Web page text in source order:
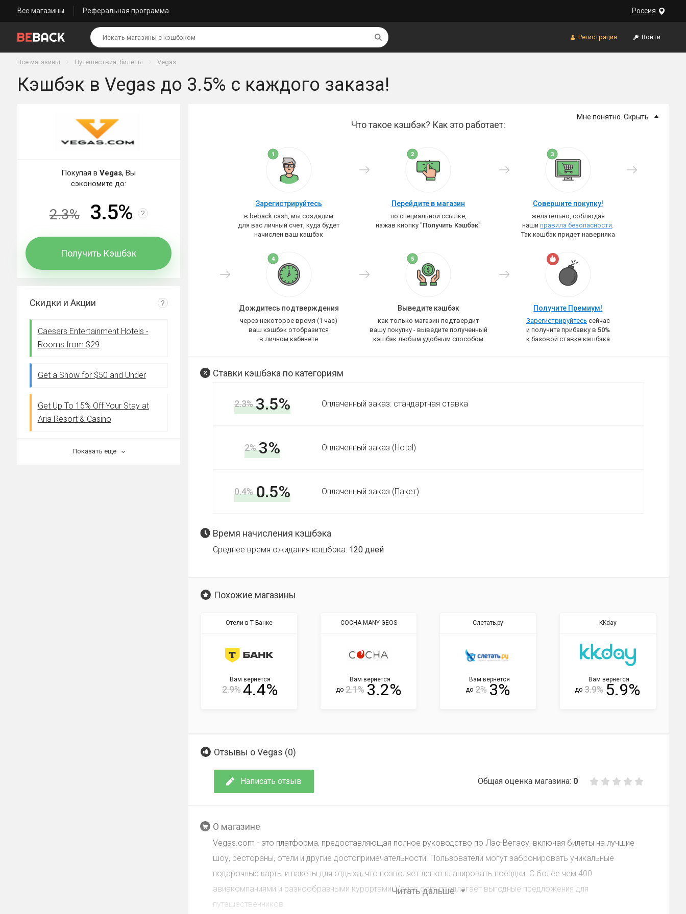
Россия
Все магазины Реферальная программа
Найти
Регистрация Войти
Все магазины Путешествия, билеты Vegas
Кэшбэк в Vegas до 3.5% с каждого заказа!
Мне понятно. Скрыть
Что такое кэшбэк? Как это работает:
Зарегистрируйтесь
в beback.cash, мы создадим
для вас личный счет, куда будет
начислен ваш кэшбэк
Перейдите в магазин
по специальной ссылке,
нажав кнопку "Получить Кэшбэк"
Совершите покупку!
желательно, соблюдая
нашиправила безопасности.
Так кэшбэк придет наверняка
Дождитесь подтверждения
через некоторое время (1 час)
ваш кэшбэк отобразится
в личном кабинете
Выведите кэшбэк
как только магазин подтвердит
вашу покупку - выведите полученный
кэшбэк любым удобным способом
Получите Премиум!
Зарегистрируйтесь сейчас
и получите прибавку в 50%
к базовой ставке кэшбэка
Ставки кэшбэка по категориям
2.3% 3.5% Оплаченный заказ: стандартная ставка
2% 3% Оплаченный заказ (Hotel)
0.4% 0.5% Оплаченный заказ (Пакет)
Время начисления кэшбэка
Среднее время ожидания кэшбэка: 120 дней
Похожие магазины
Отели в Т-Банке
Вам вернется
2.9% 4.4%
COCHA MANY GEOS
Вам вернется
до 2.1% 3.2%
Слетать.ру
Вам вернется
до 2% 3%
KKday
Вам вернется
до 3.9% 5.9%
Отзывы о Vegas (0)
Написать отзыв Общая оценка магазина: 0
О магазине
Vegas.com - это платформа, предоставляющая полное руководство по Лас-Вегасу, включая билеты на лучшие
шоу, рестораны, отели и другие достопримечательности. Пользователи могут забронировать уникальные
подарочные карты и пакеты для отдыха, что позволяет легко планировать поездки. С более чем 400
авиакомпаниями и разнообразными курортами, Vegas.com предлагает выгодные предложения для
путешественников.
Читать дальше
Покупая вVegas, Вы
сэкономите до:
2.3% 3.5% ?
Получить Кэшбэк
Скидки и Акции ?
Caesars Entertainment Hotels -
Rooms from $29
Get a Show for $50 and Under
Get Up To 15% Off Your Stay at
Aria Resort & Casino
Показать еще